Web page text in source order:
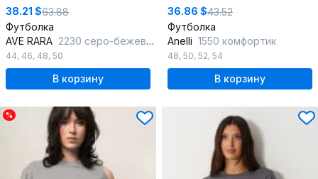
38.21 $63.88
Футболка
AVE RARA 2230 серо-бежевый
44, 46, 48, 50
В корзину
36.86 $43.52
Футболка
Anelli 1550 комфортик
48, 50, 52, 54
В корзину
%